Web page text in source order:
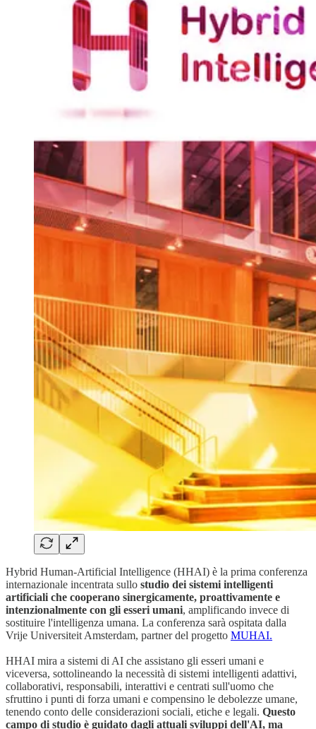
Hybrid Human-Artificial Intelligence (HHAI) è la prima conferenza
internazionale incentrata sullo studio dei sistemi intelligenti
artificiali che cooperano sinergicamente, proattivamente e
intenzionalmente con gli esseri umani, amplificando invece di
sostituire l'intelligenza umana. La conferenza sarà ospitata dalla
Vrije Universiteit Amsterdam, partner del progetto MUHAI.
HHAI mira a sistemi di AI che assistano gli esseri umani e
viceversa, sottolineando la necessità di sistemi intelligenti adattivi,
collaborativi, responsabili, interattivi e centrati sull'uomo che
sfruttino i punti di forza umani e compensino le debolezze umane,
tenendo conto delle considerazioni sociali, etiche e legali. Questo
campo di studio è guidato dagli attuali sviluppi dell'AI, ma